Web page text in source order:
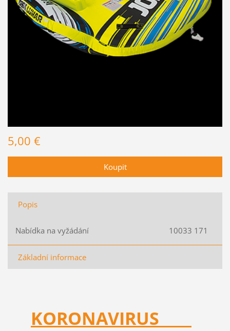
5,00 €
Popis
Nabídka na vyžádání 10033 171
Základní informace
KORONAVIRUS